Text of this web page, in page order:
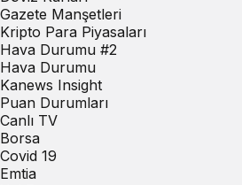
Gazete Manşetleri
Kripto Para Piyasaları
Hava Durumu #2
Hava Durumu
Kanews Insight
Puan Durumları
Canlı TV
Borsa
Covid 19
Emtia